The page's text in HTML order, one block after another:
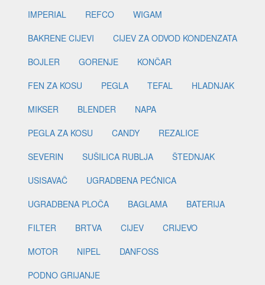
IMPERIAL
REFCO
WIGAM
BAKRENE CIJEVI
CIJEV ZA ODVOD KONDENZATA
BOJLER
GORENJE
KONČAR
FEN ZA KOSU
PEGLA TEFAL
HLADNJAK
MIKSER
BLENDER
NAPA
PEGLA ZA KOSU
CANDY
REZALICE
SEVERIN
SUŠILICA RUBLJA
ŠTEDNJAK
USISAVAČ
UGRADBENA PEĆNICA
UGRADBENA PLOČA
BAGLAMA
BATERIJA
FILTER
BRTVA CIJEV
CRIJEVO
MOTOR
NIPEL
DANFOSS
PODNO GRIJANJE